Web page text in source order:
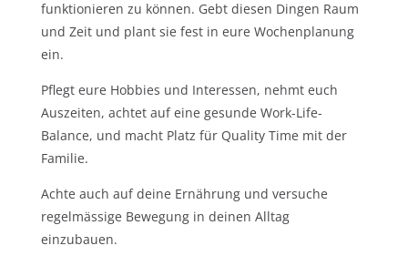
funktionieren zu können. Gebt diesen Dingen Raum
und Zeit und plant sie fest in eure Wochenplanung
ein.
Pflegt eure Hobbies und Interessen, nehmt euch
Auszeiten, achtet auf eine gesunde Work-Life-
Balance, und macht Platz für Quality Time mit der
Familie.
Achte auch auf deine Ernährung und versuche
regelmässige Bewegung in deinen Alltag
einzubauen.